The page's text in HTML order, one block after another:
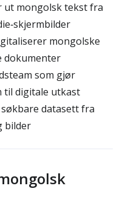
ut mongolsk tekst fra
mongolske
dokumenter
som gjør
til digitale utkast
datasett fra
bilder